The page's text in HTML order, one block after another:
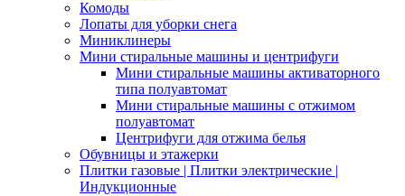
Комоды
Лопаты для уборки снега
Миниклинеры
Мини стиральные машины и центрифуги
Мини стиральные машины активаторного
типа полуавтомат
Мини стиральные машины с отжимом
полуавтомат
Центрифуги для отжима белья
Обувницы и этажерки
Плитки газовые | Плитки электрические |
Индукционные